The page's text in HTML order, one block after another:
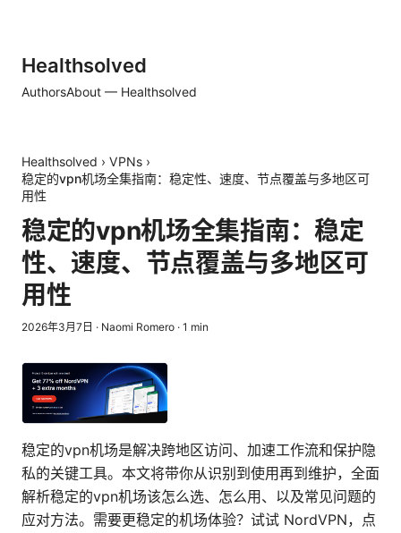
Healthsolved
AuthorsAbout — Healthsolved
Healthsolved › VPNs ›
稳定的vpn机场全集指南：稳定性、速度、节点覆盖与多地区可
用性
稳定的vpn机场全集指南：稳定
性、速度、节点覆盖与多地区可
用性
2026年3月7日 · Naomi Romero · 1 min
稳定的vpn机场是解决跨地区访问、加速工作流和保护隐
私的关键工具。本文将带你从识别到使用再到维护，全面
解析稳定的vpn机场该怎么选、怎么用、以及常见问题的
应对方法。需要更稳定的机场体验？试试 NordVPN，点